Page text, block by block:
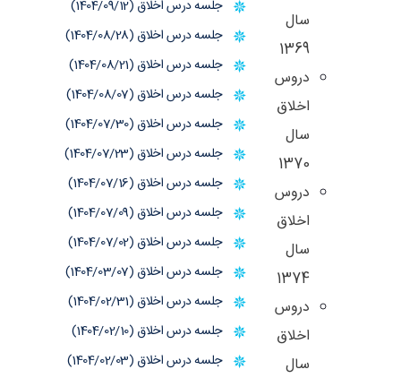
سال
1369
دروس
اخلاق
سال
1370
دروس
اخلاق
سال
1374
دروس
اخلاق
سال
جلسه درس اخلاق (1404/09/12)
جلسه درس اخلاق (1404/08/28)
جلسه درس اخلاق (1404/08/21)
جلسه درس اخلاق (1404/08/07)
جلسه درس اخلاق (1404/07/30)
جلسه درس اخلاق (1404/07/23)
جلسه درس اخلاق (1404/07/16)
جلسه درس اخلاق (1404/07/09)
جلسه درس اخلاق (1404/07/02)
جلسه درس اخلاق (1404/03/07)
جلسه درس اخلاق (1404/02/31)
جلسه درس اخلاق (1404/02/10)
جلسه درس اخلاق (1404/02/03)